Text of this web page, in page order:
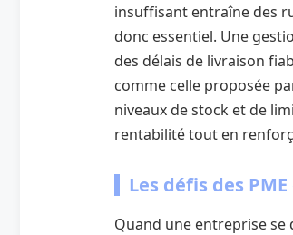
insuffisant entraîne des
donc essentiel. Une
des délais de livraison
comme celle proposée
niveaux de stock et de
rentabilité tout en
Les défis des
Quand une entreprise se